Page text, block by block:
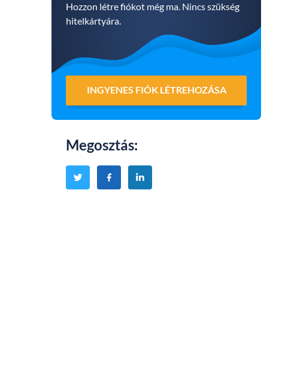
Hozzon létre fiókot még ma. Nincs szükség
hitelkártyára.
INGYENES FIÓK LÉTREHOZÁSA
Megosztás: